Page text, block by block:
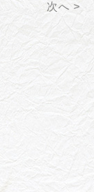
次へ >